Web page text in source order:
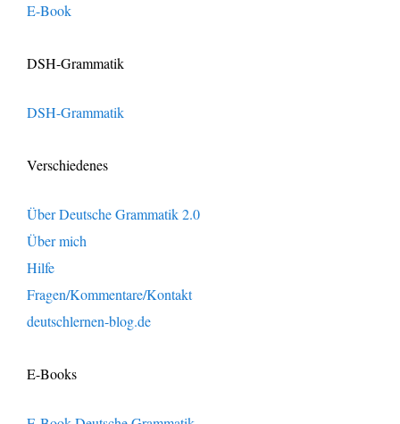
E-Book
DSH-Grammatik
DSH-Grammatik
Verschiedenes
Über Deutsche Grammatik 2.0
Über mich
Hilfe
Fragen/Kommentare/Kontakt
deutschlernen-blog.de
E-Books